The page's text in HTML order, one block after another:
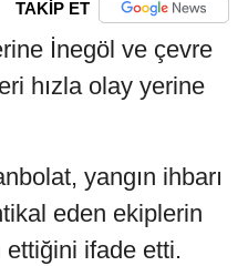
TAKİP ET
İnegöl ve çevre
hızla olay yerine
yangın ihbarı
eden ekiplerin
ifade etti.